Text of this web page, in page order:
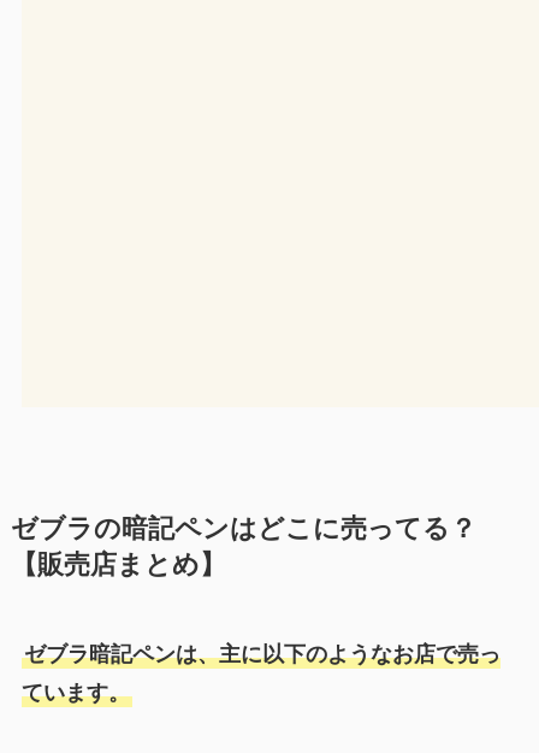
ゼブラの暗記ペンはどこに売ってる？
【販売店まとめ】
ゼブラ暗記ペンは、主に以下のようなお店で売っ
ています。